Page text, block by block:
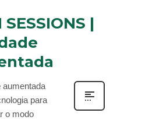
SESSIONS |
aumentada
para
o modo